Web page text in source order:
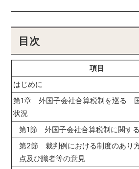
目次
項目
はじめに
第1章 外国子会社合算税制を巡る
状況
第1節 外国子会社合算税制に関す
第2節 裁判例における制度のあり
点及び識者等の意見